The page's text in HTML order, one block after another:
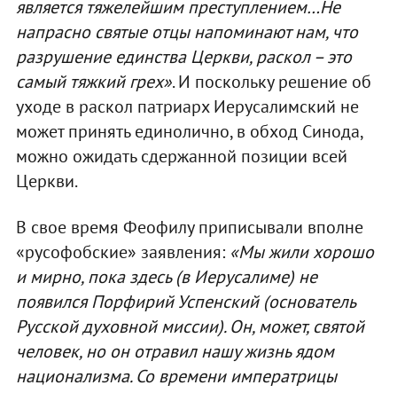
является тяжелейшим преступлением…Не
напрасно святые отцы напоминают нам, что
разрушение единства Церкви, раскол – это
самый тяжкий грех». И поскольку решение об
уходе в раскол патриарх Иерусалимский не
может принять единолично, в обход Синода,
можно ожидать сдержанной позиции всей
Церкви.
В свое время Феофилу приписывали вполне
«русофобские» заявления: «Мы жили хорошо
и мирно, пока здесь (в Иерусалиме) не
появился Порфирий Успенский (основатель
Русской духовной миссии). Он, может, святой
человек, но он отравил нашу жизнь ядом
национализма. Со времени императрицы